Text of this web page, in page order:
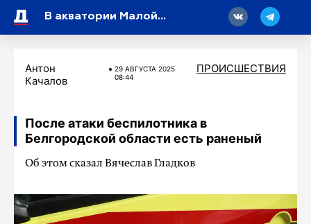
В акватории Малой Невки затонул катер
Антон
Качалов
29 АВГУСТА 2025
08:44
ПРОИСШЕСТВИЯ
После атаки беспилотника в
Белгородской области есть раненый
Об этом сказал Вячеслав Гладков